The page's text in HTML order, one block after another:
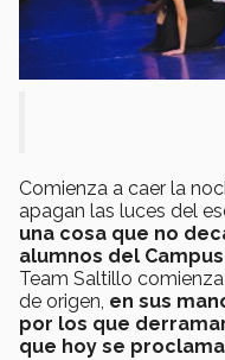
Comienza a caer la
apagan las luces del
una cosa que no
alumnos del
Team Saltillo
de origen, en sus
por los que
que hoy se